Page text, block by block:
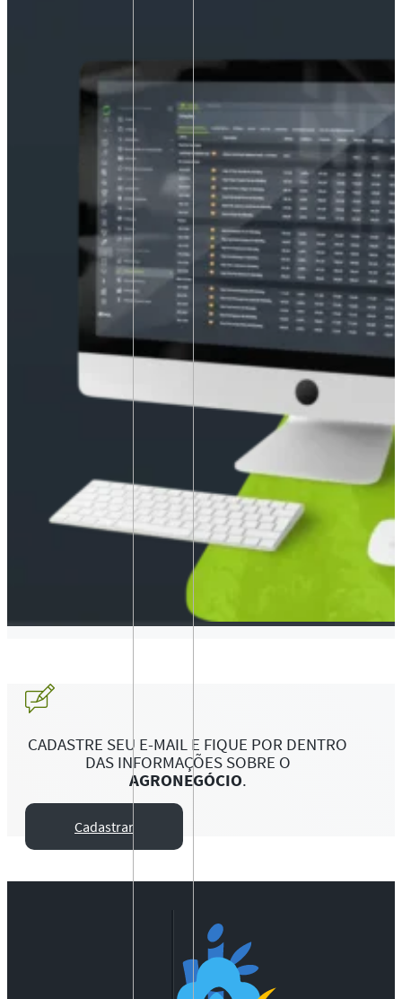
CADASTRE SEU E-MAIL E FIQUE POR DENTRO
DAS INFORMAÇÕES SOBRE O
AGRONEGÓCIO.
Cadastrar